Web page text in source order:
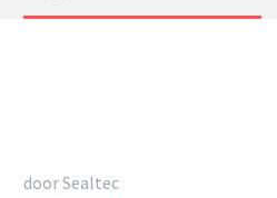
door Sealtec